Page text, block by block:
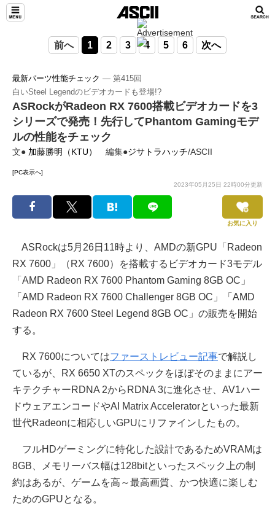
前へ 1 2 3 4 5 6 次へ
最新パーツ性能チェック ― 第415回
白いSteel Legendのビデオカードも登場!?
ASRockがRadeon RX 7600搭載ビデオカードを3
シリーズで発売！先行してPhantom Gamingモデ
ルの性能をチェック
文● 加藤勝明（KTU） 編集●ジサトラハッチ/ASCII
[PC表示へ]
2023年05月25日 22時00分更新
お気に入り
ASRockは5月26日11時より、AMDの新GPU「Radeon
RX 7600」（RX 7600）を搭載するビデオカード3モデル
「AMD Radeon RX 7600 Phantom Gaming 8GB OC」
「AMD Radeon RX 7600 Challenger 8GB OC」「AMD
Radeon RX 7600 Steel Legend 8GB OC」の販売を開始
する。
RX 7600についてはファーストレビュー記事で解説し
ているが、RX 6650 XTのスペックをほぼそのままにアー
キテクチャーRDNA 2からRDNA 3に進化させ、AV1ハー
ドウェアエンコードやAI Matrix Acceleratorといった最新
世代Radeonに相応しいGPUにリファインしたもの。
フルHDゲーミングに特化した設計であるためVRAMは
8GB、メモリーバス幅は128bitといったスペック上の制
約はあるが、ゲームを高～最高画質、かつ快適に楽しむ
ためのGPUとなる。